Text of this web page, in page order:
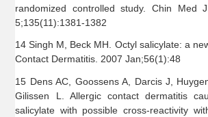
randomized controlled study. Chin Med
5;135(11):1381-1382
14 Singh M, Beck MH. Octyl salicylate: a
Contact Dermatitis. 2007 Jan;56(1):48
15 Dens AC, Goossens A, Darcis J,
Gilissen L. Allergic contact dermatitis
salicylate with possible cross-reactivity